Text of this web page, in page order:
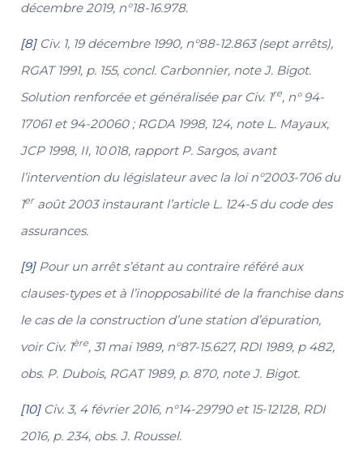
décembre 2019, n°18-16.978.
[8]Civ. 1, 19 décembre 1990, n°88-12.863 (sept arrêts),
RGAT 1991, p. 155, concl. Carbonnier, note J. Bigot.
Solution renforcée et généralisée par Civ. 1re, n° 94-
17061 et 94-20060 ; RGDA 1998, 124, note L. Mayaux,
JCP 1998, II, 10 018, rapport P. Sargos, avant
l’intervention du législateur avec la loi n°2003-706 du
1eraoût 2003 instaurant l’article L. 124-5 du code des
assurances.
[9]Pour un arrêt s’étant au contraire référé aux
clauses-types et à l’inopposabilité de la franchise dans
le cas de la construction d’une station d’épuration,
voir Civ. 1ère, 31 mai 1989, n°87-15.627, RDI 1989, p 482,
obs. P. Dubois, RGAT 1989, p. 870, note J. Bigot.
[10]Civ. 3, 4 février 2016, n°14-29790 et 15-12128, RDI
2016, p. 234, obs. J. Roussel.